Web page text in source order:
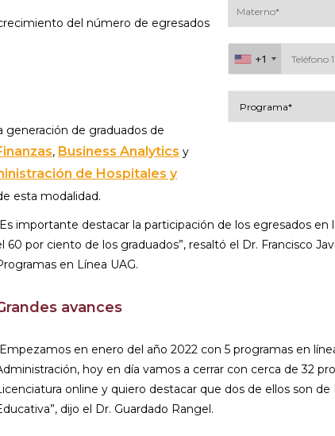
del número de egresados
de graduados de
, Business Analytics y
de Hospitales y
esta modalidad.
+1
+1
importante destacar la participación de los egresados
60 por ciento de los graduados”, resaltó el Dr. Francisco
en Línea UAG.
avances
en enero del año 2022 con 5 programas en
hoy en día vamos a cerrar con cerca de 32
online y quiero destacar que dos de ellos son
dijo el Dr. Guardado Rangel.